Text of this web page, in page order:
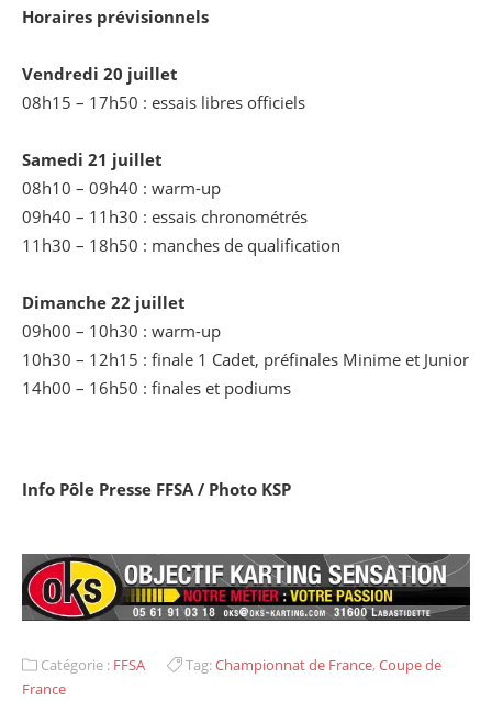
Horaires prévisionnels
Vendredi 20 juillet
08h15 – 17h50 : essais libres officiels
Samedi 21 juillet
08h10 – 09h40 : warm-up
09h40 – 11h30 : essais chronométrés
11h30 – 18h50 : manches de qualification
Dimanche 22 juillet
09h00 – 10h30 : warm-up
10h30 – 12h15 : finale 1 Cadet, préfinales Minime et Junior
14h00 – 16h50 : finales et podiums
Info Pôle Presse FFSA / Photo KSP
Catégorie : FFSA Tag:Championnat de France, Coupe de
France